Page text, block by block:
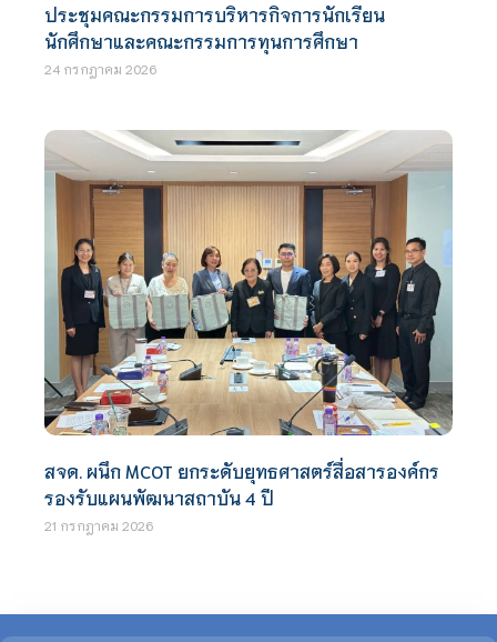
ประชุมคณะกรรมการบริหารกิจการนักเรียน
นักศึกษาและคณะกรรมการทุนการศึกษา
24 กรกฎาคม 2026
สจด. ผนึก MCOT ยกระดับยุทธศาสตร์สื่อสารองค์กร
รองรับแผนพัฒนาสถาบัน 4 ปี
21 กรกฎาคม 2026